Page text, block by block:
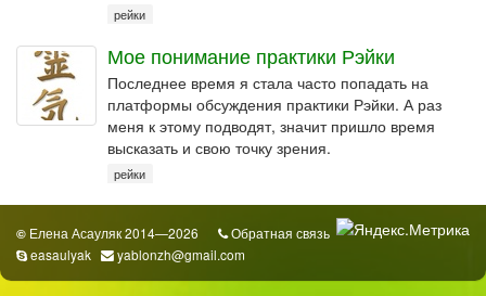
рейки
Мое понимание практики Рэйки
Последнее время я стала часто попадать на
платформы обсуждения практики Рэйки. А раз
меня к этому подводят, значит пришло время
высказать и свою точку зрения.
рейки
© Елена Асауляк 2014—2026
Обратная связь
easaulyak
yablonzh@gmail.com